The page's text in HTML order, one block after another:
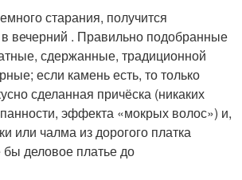
старания, получится
в вечерний . Правильно подобранные
сдержанные, традиционной
если камень есть, то только
сделанная причёска (никаких
эффекта «мокрых волос») и,
или чалма из дорогого платка
деловое платье до